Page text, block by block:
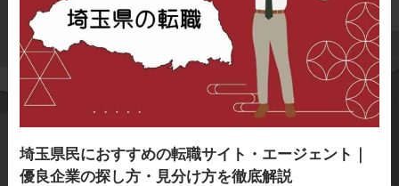
埼玉県民におすすめの転職サイト・エージェント｜
優良企業の探し方・見分け方を徹底解説